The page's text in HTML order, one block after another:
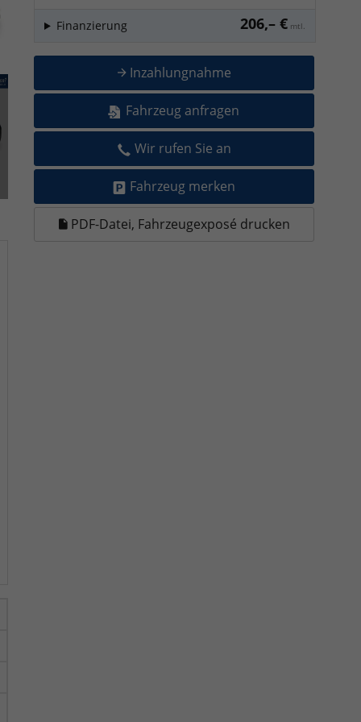
206,– € mtl.
Finanzierung
Inzahlungnahme
Fahrzeug anfragen
Wir rufen Sie an
Fahrzeug merken
PDF-Datei, Fahrzeugexposé drucken